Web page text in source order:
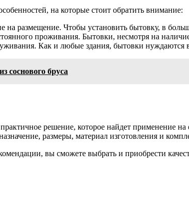
на которые стоит обратить внимание:
на размещение. Чтобы установить бытовку, в
проживания. Бытовки, несмотря на
Как и любые здания, бытовки
соснового бруса
решение, которое найдет применение
размеры, материал изготовления и
вы сможете выбрать и приобрести